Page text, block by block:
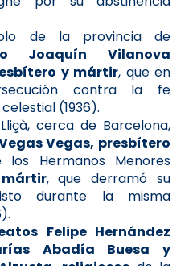
de la provincia de
Joaquín Vilanova
y mártir, que en
contra la fe
(1936).
cerca de Barcelona,
Vegas, presbítero
Hermanos Menores
, que derramó su
durante la misma
Felipe Hernández
Abadía Buesa y